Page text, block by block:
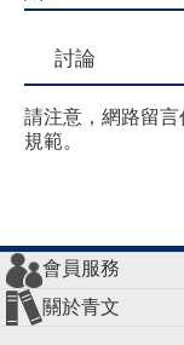
討論
請注意，網路留
規範。
會員服務
會員辦法
客服信箱
隱私條款
網站導覽
關於青文